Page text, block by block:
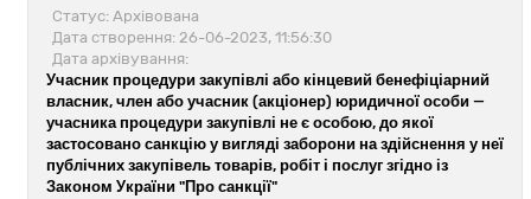
Статус: Архівована
Дата створення: 26-06-2023, 11:56:30
Дата архівування:
Учасник процедури закупівлі або кінцевий бенефіціарний
власник, член або учасник (акціонер) юридичної особи —
учасника процедури закупівлі не є особою, до якої
застосовано санкцію у вигляді заборони на здійснення у неї
публічних закупівель товарів, робіт і послуг згідно із
Законом України "Про санкції"